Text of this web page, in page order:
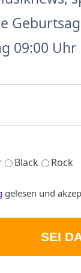
09:00
Black Rock
gelesen und
SEI